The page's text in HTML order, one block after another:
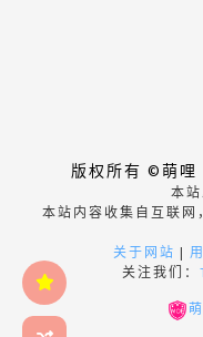
版权所有 ©萌哩
本站
本站内容收集自互联网
关于网站 |
关注我们：